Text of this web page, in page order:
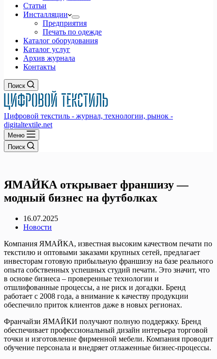
Статьи
Инсталляции
Предприятия
Печать по одежде
Каталог оборудования
Каталог услуг
Архив журнала
Контакты
Поиск
Цифровой текстиль - журнал, технологии, рынок -
digitaltextile.net
Меню
Поиск
ЯМАЙКА открывает франшизу —
модный бизнес на футболках
16.07.2025
Новости
Компания ЯМАЙКА, известная высоким качеством печати по
текстилю и оптовыми заказами крупных сетей, предлагает
инвесторам готовую прибыльную франшизу на базе реального
опыта собственных успешных студий печати. Это значит, что
в основе бизнеса – проверенные технологии и
отшлифованные процессы, а не риск и догадки. Бренд
работает с 2008 года, а внимание к качеству продукции
обеспечило приток клиентов даже в новых регионах.
Франчайзи ЯМАЙКИ получают полную поддержку. Бренд
обеспечивает профессиональный дизайн интерьера торговой
точки и изготовление фирменной мебели. Компания проводит
обучение персонала и внедряет отлаженные бизнес-процессы.